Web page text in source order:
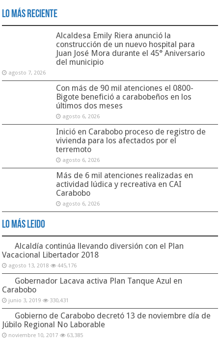
Lo Más Reciente
Alcaldesa Emily Riera anunció la
construcción de un nuevo hospital para
Juan José Mora durante el 45° Aniversario
del municipio
agosto 7, 2026
Con más de 90 mil atenciones el 0800-
Bigote benefició a carabobeños en los
últimos dos meses
agosto 6, 2026
Inició en Carabobo proceso de registro de
vivienda para los afectados por el
terremoto
agosto 6, 2026
Más de 6 mil atenciones realizadas en
actividad lúdica y recreativa en CAI
Carabobo
agosto 6, 2026
Lo Más Leido
Alcaldía continúa llevando diversión con el Plan
Vacacional Libertador 2018
agosto 13, 2018 445,176
Gobernador Lacava activa Plan Tanque Azul en
Carabobo
junio 3, 2019 330,431
Gobierno de Carabobo decretó 13 de noviembre día de
Júbilo Regional No Laborable
noviembre 10, 2017 63,385